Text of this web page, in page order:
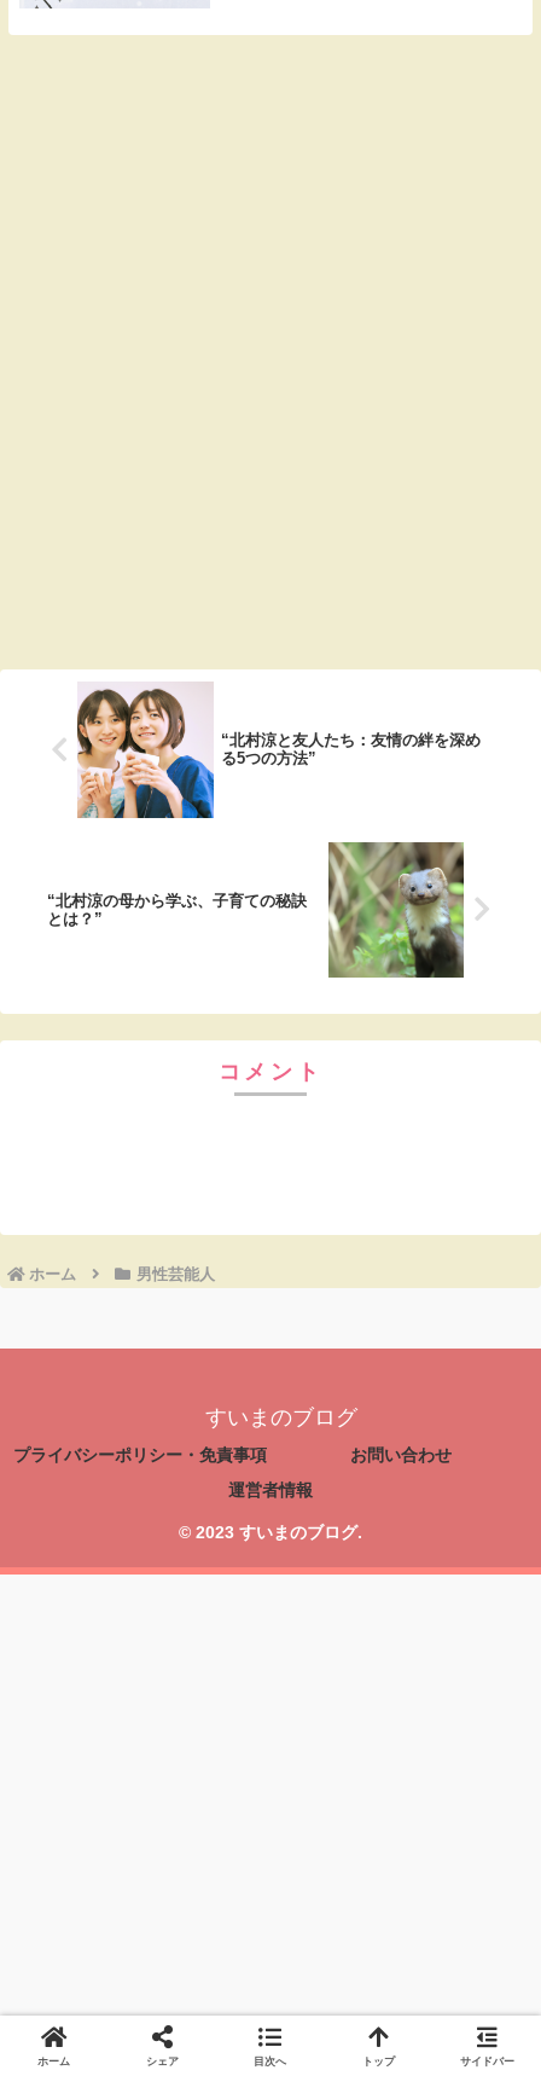
“北村涼と友人たち：友情の絆を深め
る5つの方法”
“北村涼の母から学ぶ、子育ての秘訣
とは？”
コメント
ホーム 男性芸能人
すいまのブログ
プライバシーポリシー・免責事項
お問い合わせ
運営者情報
© 2023 すいまのブログ.
ホーム シェア 目次へ トップ サイドバー